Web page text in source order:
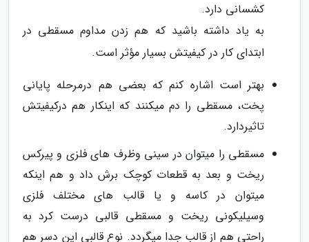
کشسانی دارد.
به یاد داشته باشید که هم زدن مداوم مسقطی در
ابتدای کار در کیفیتش بسیار مؤثر است.
بهتر است اشاره کنم که بعضی هم درمرحله پایانی
پخت، مسقطی را دم میکنند که اینکار هم درکیفیتش
تاثیردارد.
مسقطی را میتوان در سینی وظرف های فلزی و پیرکس
ریخت و بعد به قطعات کوچک برش داد و هم اینکه
میتوان در کاسه و یا قالب های مختلف فلزی
وسیلیکونی ریخت و مسقطی قالبی درست کرد به
راحتی هم از قالب جدا میگردد. نوع قالبی این دسر هم